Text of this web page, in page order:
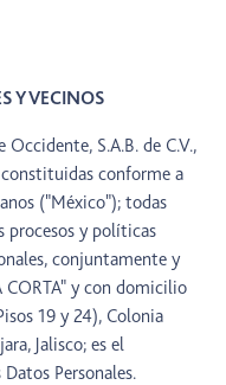
Y VECINOS
Occidente, S.A.B. de C.V.,
constituidas conforme a
("México"); todas
procesos y políticas
conjuntamente y
CORTA" y con domicilio
19 y 24), Colonia
Jalisco; es el
Personales.